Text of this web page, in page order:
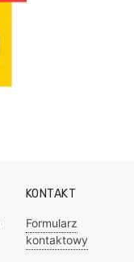
KONTAKT
Formularz
kontaktowy